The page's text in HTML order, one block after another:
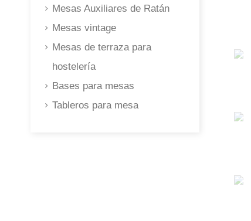
Mesas Auxiliares de Ratán
Mesas vintage
Mesas de terraza para
hostelería
Bases para mesas
Tableros para mesa